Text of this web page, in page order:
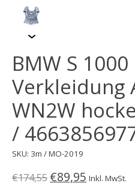
BMW S 1000
Verkleidung
WN2W
/
SKU: 3m / MO-2019
€174,55 €89,95 Inkl. MwSt.